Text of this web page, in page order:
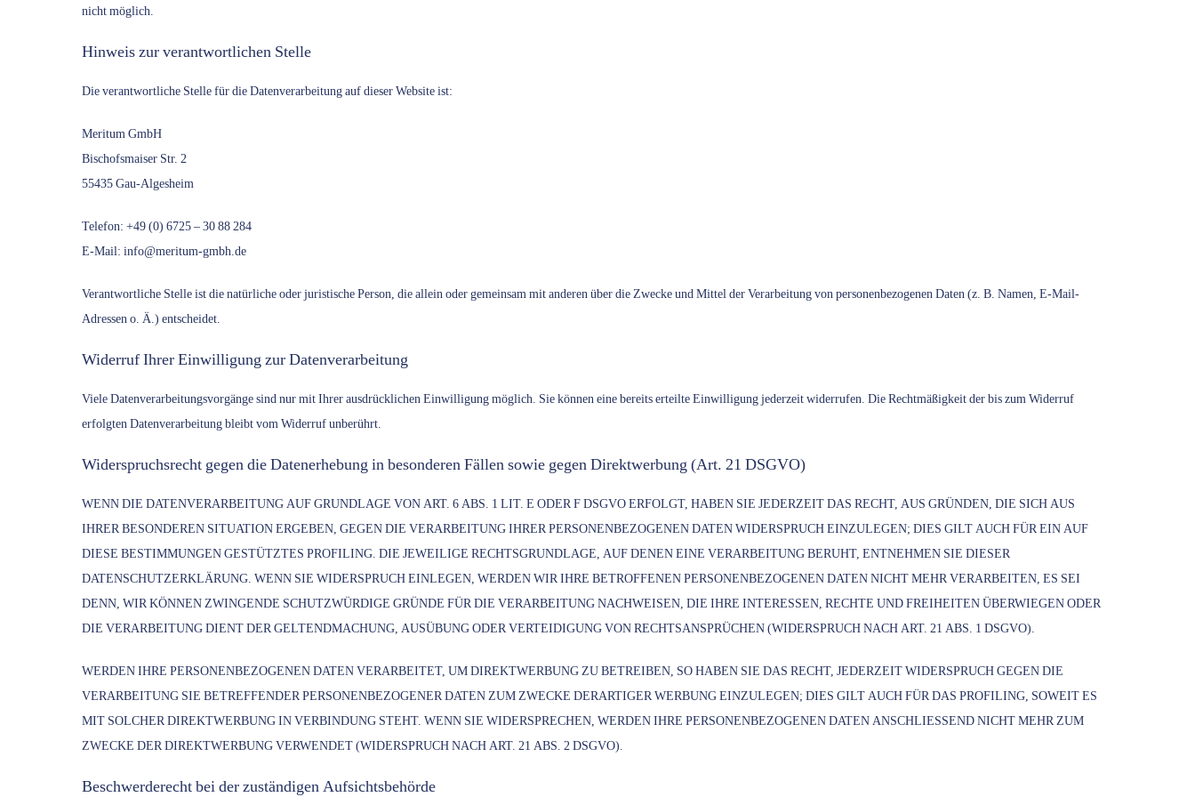
nicht möglich.
Hinweis zur verantwortlichen Stelle
Die verantwortliche Stelle für die Datenverarbeitung auf dieser Website ist:
Meritum GmbH
Bischofsmaiser Str. 2
55435 Gau-Algesheim
Telefon: +49 (0) 6725 – 30 88 284
E-Mail: info@meritum-gmbh.de
Verantwortliche Stelle ist die natürliche oder juristische Person, die allein oder gemeinsam mit anderen über die Zwecke und Mittel der Verarbeitung von personenbezogenen Daten (z. B. Namen, E-Mail-
Adressen o. Ä.) entscheidet.
Widerruf Ihrer Einwilligung zur Datenverarbeitung
Viele Datenverarbeitungsvorgänge sind nur mit Ihrer ausdrücklichen Einwilligung möglich. Sie können eine bereits erteilte Einwilligung jederzeit widerrufen. Die Rechtmäßigkeit der bis zum Widerruf
erfolgten Datenverarbeitung bleibt vom Widerruf unberührt.
Widerspruchsrecht gegen die Datenerhebung in besonderen Fällen sowie gegen Direktwerbung (Art. 21 DSGVO)
WENN DIE DATENVERARBEITUNG AUF GRUNDLAGE VON ART. 6 ABS. 1 LIT. E ODER F DSGVO ERFOLGT, HABEN SIE JEDERZEIT DAS RECHT, AUS GRÜNDEN, DIE SICH AUS
IHRER BESONDEREN SITUATION ERGEBEN, GEGEN DIE VERARBEITUNG IHRER PERSONENBEZOGENEN DATEN WIDERSPRUCH EINZULEGEN; DIES GILT AUCH FÜR EIN AUF
DIESE BESTIMMUNGEN GESTÜTZTES PROFILING. DIE JEWEILIGE RECHTSGRUNDLAGE, AUF DENEN EINE VERARBEITUNG BERUHT, ENTNEHMEN SIE DIESER
DATENSCHUTZERKLÄRUNG. WENN SIE WIDERSPRUCH EINLEGEN, WERDEN WIR IHRE BETROFFENEN PERSONENBEZOGENEN DATEN NICHT MEHR VERARBEITEN, ES SEI
DENN, WIR KÖNNEN ZWINGENDE SCHUTZWÜRDIGE GRÜNDE FÜR DIE VERARBEITUNG NACHWEISEN, DIE IHRE INTERESSEN, RECHTE UND FREIHEITEN ÜBERWIEGEN ODER
DIE VERARBEITUNG DIENT DER GELTENDMACHUNG, AUSÜBUNG ODER VERTEIDIGUNG VON RECHTSANSPRÜCHEN (WIDERSPRUCH NACH ART. 21 ABS. 1 DSGVO).
WERDEN IHRE PERSONENBEZOGENEN DATEN VERARBEITET, UM DIREKTWERBUNG ZU BETREIBEN, SO HABEN SIE DAS RECHT, JEDERZEIT WIDERSPRUCH GEGEN DIE
VERARBEITUNG SIE BETREFFENDER PERSONENBEZOGENER DATEN ZUM ZWECKE DERARTIGER WERBUNG EINZULEGEN; DIES GILT AUCH FÜR DAS PROFILING, SOWEIT ES
MIT SOLCHER DIREKTWERBUNG IN VERBINDUNG STEHT. WENN SIE WIDERSPRECHEN, WERDEN IHRE PERSONENBEZOGENEN DATEN ANSCHLIESSEND NICHT MEHR ZUM
ZWECKE DER DIREKTWERBUNG VERWENDET (WIDERSPRUCH NACH ART. 21 ABS. 2 DSGVO).
Beschwerde­recht bei der zuständigen Aufsichts­behörde